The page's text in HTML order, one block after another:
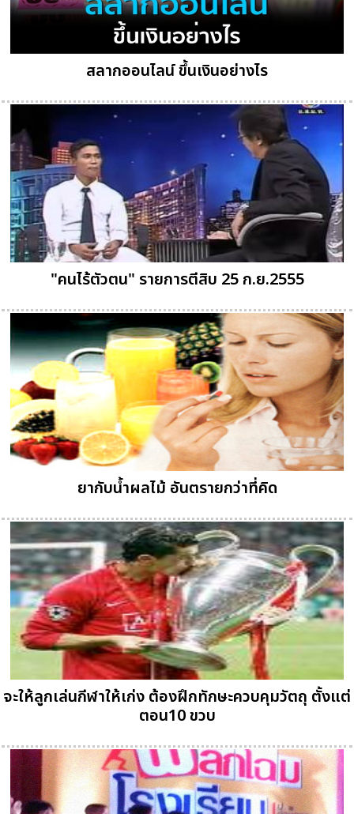
สลากออนไลน์ ขึ้นเงินอย่างไร
"คนไร้ตัวตน" รายการตีสิบ 25 ก.ย.2555
ยากับน้ำผลไม้ อันตรายกว่าที่คิด
จะให้ลูกเล่นกีฬาให้เก่ง ต้องฝึกทักษะควบคุมวัตถุ ตั้งแต่
ตอน10 ขวบ